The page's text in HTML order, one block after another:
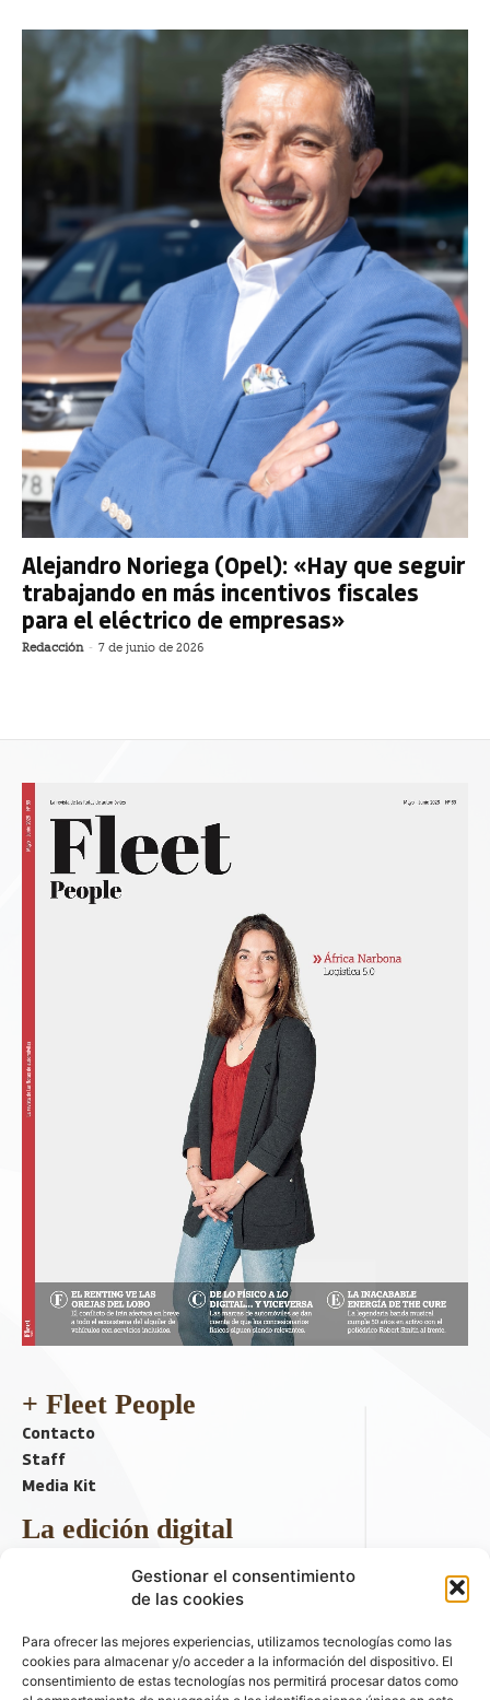
Gestionar el consentimiento
de las cookies
Para ofrecer las mejores experiencias, utilizamos tecnologías como las
cookies para almacenar y/o acceder a la información del dispositivo. El
consentimiento de estas tecnologías nos permitirá procesar datos como
Alejandro Noriega (Opel): «Hay que seguir
trabajando en más incentivos fiscales
para el eléctrico de empresas»
Redacción - 7 de junio de 2026
+ Fleet People
Contacto
Staff
Media Kit
La edición digital
Descargar último ejemplar
ir a hemeroteca
+ Contenido en redes sociales